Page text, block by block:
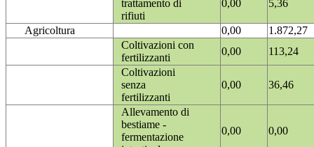
trattamento di
rifiuti
0,00 5,36
Agricoltura 0,00
1.872,27
Coltivazioni con
fertilizzanti
0,00
113,24
Coltivazioni
senza
fertilizzanti
0,00 36,46
Allevamento di
bestiame -
fermentazione
0,00 0,00